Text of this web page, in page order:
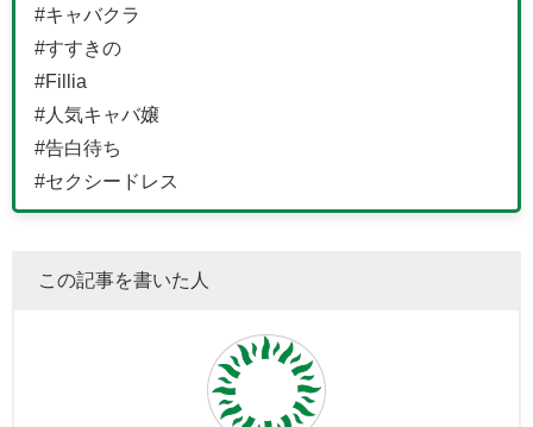
#キャバクラ
#すすきの
#Fillia
#人気キャバ嬢
#告白待ち
#セクシードレス
この記事を書いた人